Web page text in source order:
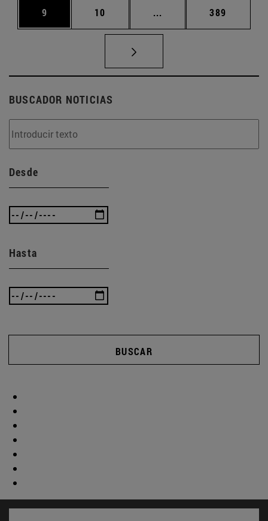
Página
9 Página
10 ... Páginas intermedias
Página
389
BUSCADOR NOTICIAS
Desde
Hasta
BUSCAR